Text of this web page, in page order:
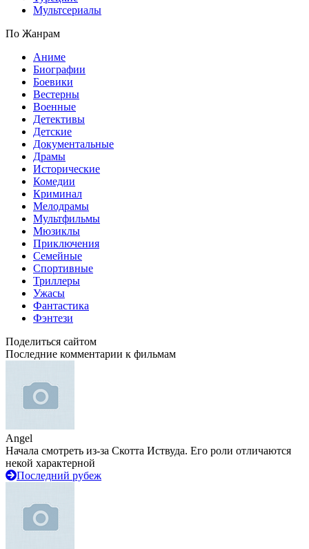
Мультсериалы
По Жанрам
Аниме
Биографии
Боевики
Вестерны
Военные
Детективы
Детские
Документальные
Драмы
Исторические
Комедии
Криминал
Мелодрамы
Мультфильмы
Мюзиклы
Приключения
Семейные
Спортивные
Триллеры
Ужасы
Фантастика
Фэнтези
Поделиться сайтом
Последние комментарии к фильмам
Angel
Начала смотреть из-за Скотта Иствуда. Его роли отличаются
некой характерной
Последний рубеж